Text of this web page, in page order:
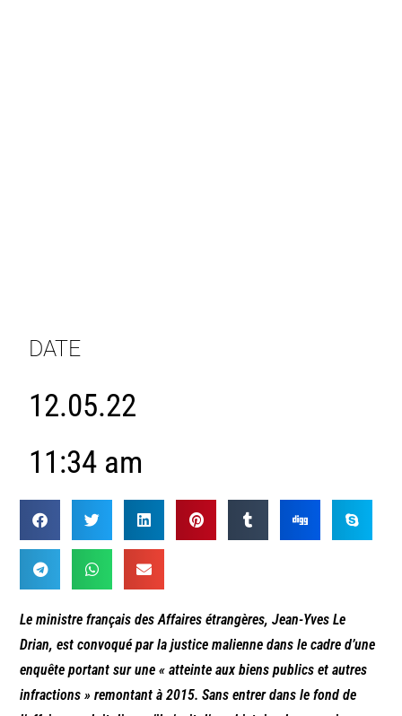
DATE
12.05.22
11:34 am
Le ministre français des Affaires étrangères, Jean-Yves Le
Drian, est convoqué par la justice malienne dans le cadre d’une
enquête portant sur une « atteinte aux biens publics et autres
infractions » remontant à 2015. Sans entrer dans le fond de